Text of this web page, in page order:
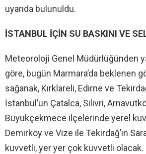
uyarıda bulunuldu.
İSTANBUL İÇİN SU BASKINI VE
Meteoroloji Genel Müdürlüğünden
göre, bugün Marmara’da beklenen
sağanak, Kırklareli, Edirne ve
İstanbul’un Çatalca, Silivri,
Büyükçekmece ilçelerinde yerel
Demirköy ve Vize ile Tekirdağ’ın
kuvvetli, yer yer çok kuvvetli olacak.